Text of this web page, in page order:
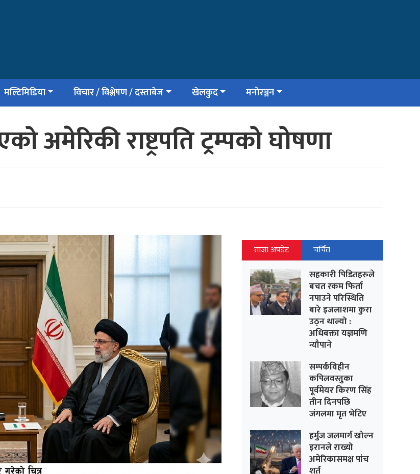
मल्टिमिडिया विचार / विश्लेषण / दस्ताबेज खेलकुद मनोरञ्जन
अमेरिकी राष्ट्रपति ट्रम्पको घोषणा
ताजा अपडेट चर्चित
सहकारी पिडितहरुले
बचत रकम फिर्ता
नपाउने परिस्थिति
बारे इजलाशमा कुरा
उठ्न थाल्यो :
अधिबक्ता यज्ञमणि
न्यौपाने
सम्पर्कविहीन
कपिलवस्तुका
पूर्वमेयर किरण सिंह
तीन दिनपछि
जंगलमा मृत भेटिए
हर्मुज जलमार्ग खोल्न
इरानले राख्यो
अमेरिकासमक्ष पांच
शर्त